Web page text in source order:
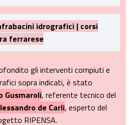
idrografici | corsi
ferrarese
gli interventi compiuti e
sopra indicati, è stato
Gusmaroli, referente tecnico del
de Carli, esperto del
RIPENSA.